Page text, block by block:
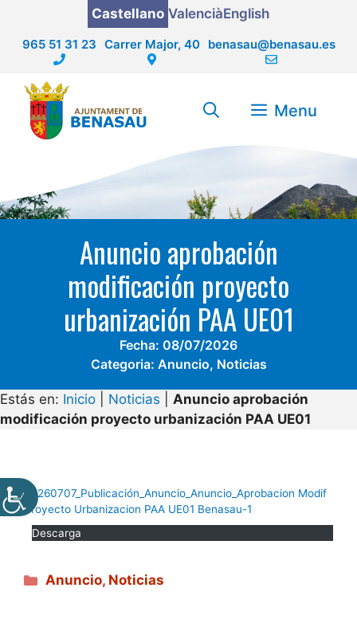
contenido
965 51 31 23 Carrer Major, 40 benasau@benasau.es
Castellano ValenciàEnglish
Menu
Anuncio aprobación
modificación proyecto
urbanización PAA UE01
Fecha: 08/07/2026
Categoria: Anuncio, Noticias
Estás en: Inicio Noticias
Anuncio aprobación
modificación proyecto urbanización PAA UE01
20260707_Publicación_Anuncio_Anuncio_Aprobacion Modif
Proyecto Urbanizacion PAA UE01 Benasau-1
Descarga
Categorías
Anuncio, Noticias